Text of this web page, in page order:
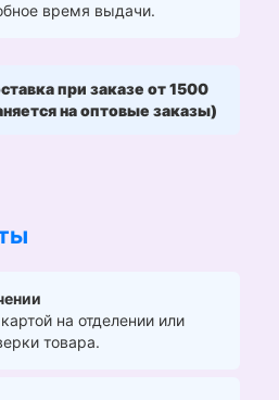
время выдачи.
при заказе от 1500
на оптовые заказы)
на отделении или
товара.